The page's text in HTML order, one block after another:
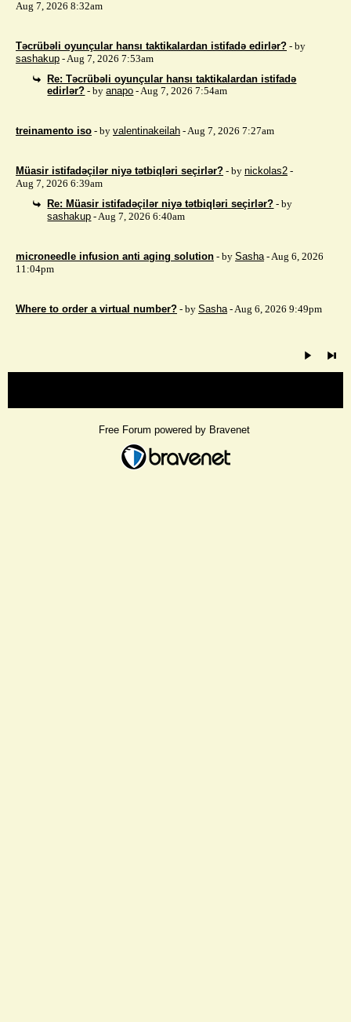
Aug 7, 2026 8:32am
Təcrübəli oyunçular hansı taktikalardan istifadə edirlər? - by
sashakup - Aug 7, 2026 7:53am
Re: Təcrübəli oyunçular hansı taktikalardan istifadə
edirlər? - byanapo - Aug 7, 2026 7:54am
treinamento iso - by valentinakeilah - Aug 7, 2026 7:27am
Müasir istifadəçilər niyə tətbiqləri seçirlər? - by nickolas2 -
Aug 7, 2026 6:39am
Re: Müasir istifadəçilər niyə tətbiqləri seçirlər? - by
sashakup - Aug 7, 2026 6:40am
microneedle infusion anti aging solution - by Sasha- Aug 6, 2026
11:04pm
Where to order a virtual number? - by Sasha- Aug 6, 2026 9:49pm
Free Forum powered by Bravenet